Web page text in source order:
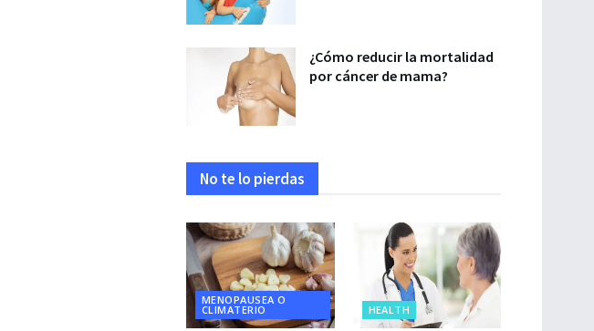
¿Cómo reducir la mortalidad
por cáncer de mama?
No te lo pierdas
MENOPAUSEA O
CLIMATERIO HEALTH